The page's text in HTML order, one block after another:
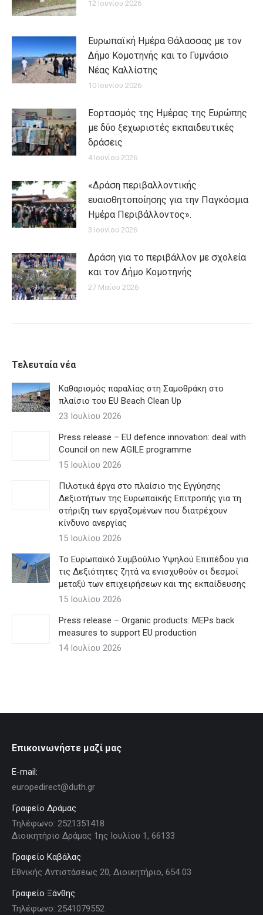
12 Ιουνίου 2026
Ευρωπαϊκή Ημέρα Θάλασσας με τον
Δήμο Κομοτηνής και το Γυμνάσιο
Νέας Καλλίστης
10 Ιουνίου 2026
Εορτασμός της Ημέρας της Ευρώπης
με δύο ξεχωριστές εκπαιδευτικές
δράσεις
4 Ιουνίου 2026
«Δράση περιβαλλοντικής
ευαισθητοποίησης για την Παγκόσμια
Ημέρα Περιβάλλοντος».
3 Ιουνίου 2026
Δράση για το περιβάλλον με σχολεία
και τον Δήμο Κομοτηνής
27 Μαΐου 2026
Τελευταία νέα
Καθαρισμός παραλίας στη Σαμοθράκη στο
πλαίσιο του EU Beach Clean Up
23 Ιουλίου 2026
Press release – EU defence innovation: deal with
Council on new AGILE programme
15 Ιουλίου 2026
Πιλοτικά έργα στο πλαίσιο της Εγγύησης
Δεξιοτήτων της Ευρωπαϊκής Επιτροπής για τη
στήριξη των εργαζομένων που διατρέχουν
κίνδυνο ανεργίας
15 Ιουλίου 2026
Το Ευρωπαϊκό Συμβούλιο Υψηλού Επιπέδου για
τις Δεξιότητες ζητά να ενισχυθούν οι δεσμοί
μεταξύ των επιχειρήσεων και της εκπαίδευσης
15 Ιουλίου 2026
Press release – Organic products: MEPs back
measures to support EU production
14 Ιουλίου 2026
Επικοινωνήστε μαζί μας
E-mail:
europedirect@duth.gr
Γραφείο Δράμας
Τηλέφωνο: 2521351418
Διοικητήριο Δράμας 1ης Ιουλίου 1, 66133
Γραφείο Καβάλας
Εθνικής Αντιστάσεως 20, Διοικητήριο, 654 03
Γραφείο Ξάνθης
Τηλέφωνο: 2541079552